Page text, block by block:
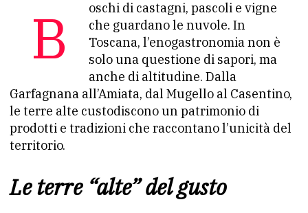
Boschi di castagni, pascoli e vigne
che guardano le nuvole. In
Toscana, l’enogastronomia non è
solo una questione di sapori, ma
anche di altitudine. Dalla
Garfagnana all’Amiata, dal Mugello al Casentino,
le terre alte custodiscono un patrimonio di
prodotti e tradizioni che raccontano l’unicità del
territorio.
Le terre “alte” del gusto